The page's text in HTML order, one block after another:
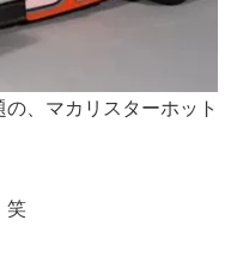
、マカリスターホット
笑